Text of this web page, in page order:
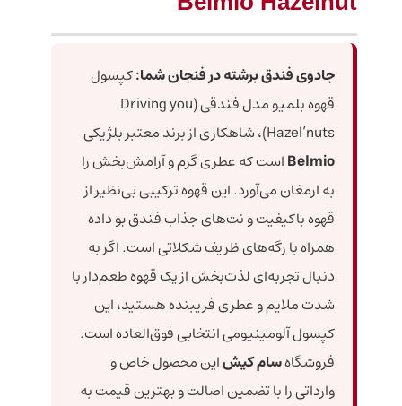
جادوی فندق برشته در فنجان شما:کپسول
قهوه بلمیو مدل فندقی (Driving you
Hazel’nuts)، شاهکاری از برند معتبر بلژیکی
Belmioاست که عطری گرم و آرامش‌بخش را
به ارمغان می‌آورد. این قهوه ترکیبی بی‌نظیر از
قهوه باکیفیت و نت‌های جذاب فندق بو داده
همراه با رگه‌های ظریف شکلاتی است. اگر به
دنبال تجربه‌ای لذت‌بخش از یک قهوه طعم‌دار با
شدت ملایم و عطری فریبنده هستید، این
کپسول آلومینیومی انتخابی فوق‌العاده است.
فروشگاهسام کیشاین محصول خاص و
وارداتی را با تضمین اصالت و بهترین قیمت به